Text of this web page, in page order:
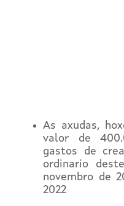
As axudas,
valor de
gastos de
ordinario
novembro de
2022